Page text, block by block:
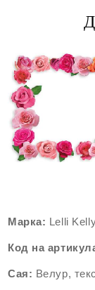
Марка: Lelli
Код на
Сая: Велур,